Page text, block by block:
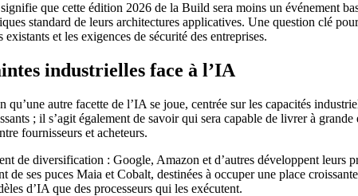
que cette édition 2026 de la Build sera moins un événement
standard de leurs architectures applicatives. Une question clé
et les exigences de sécurité des entreprises.
industrielles face à l’IA
qu’une autre facette de l’IA se joue, centrée sur les capacités
; il s’agit également de savoir qui sera capable de livrer à
fournisseurs et acheteurs.
de diversification : Google, Amazon et d’autres développent
de ses puces Maia et Cobalt, destinées à occuper une place
d’IA que des processeurs qui les exécutent.